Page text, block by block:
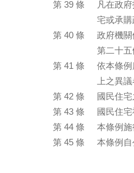
第 39 條
凡在政
宅或承
第 40 條
政府機
第二十
第 41 條
依本條
上之異
第 42 條
國民住
第 43 條
國民住
第 44 條
本條例
第 45 條
本條例